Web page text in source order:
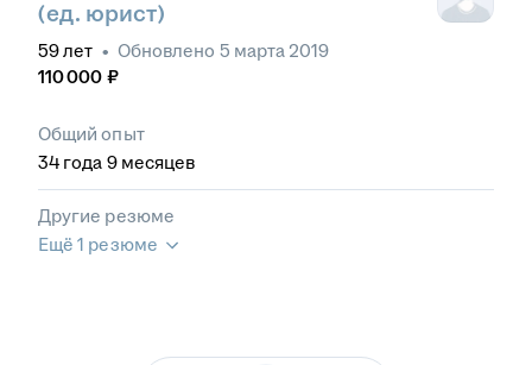
(ед. юрист)
59лет • Обновлено 5 марта 2019
110 000 ₽
Общий опыт
34 года 9 месяцев
Другие резюме
Ещё 1 резюме